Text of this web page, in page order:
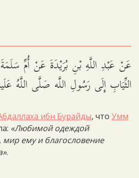
عَنْ عَبْدِ اللَّهِ بْنِ بُرَيْدَةَ عَنْ أُمِّ
الثِّيَابِ إِلَى رَسُولِ اللَّه صَلَّى اللَّهُ
ибн Бурайды, что Умм
«Любимой одеждой
мир ему и благословение
.